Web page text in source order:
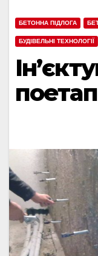
БЕТОННА ПІДЛОГА
БУДІВЕЛЬНІ ТЕХНОЛОГІЇ